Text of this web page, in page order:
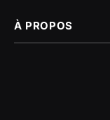
À PROPOS